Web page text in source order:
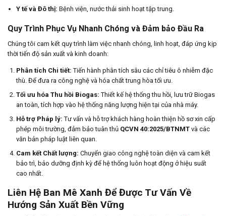
Y tế và Đô thị: Bệnh viện, nước thải sinh hoạt tập trung.
Quy Trình Phục Vụ Nhanh Chóng và Đảm bảo Đầu Ra
Chúng tôi cam kết quy trình làm việc nhanh chóng, linh hoạt, đáp ứng kịp
thời tiến độ sản xuất và kinh doanh:
Phân tích Chi tiết: Tiến hành phân tích sâu các chỉ tiêu ô nhiễm đặc
thù. Để đưa ra công nghệ và hóa chất trung hòa tối ưu.
Tối ưu hóa Thu hồi Biogas: Thiết kế hệ thống thu hồi, lưu trữ Biogas
an toàn, tích hợp vào hệ thống năng lượng hiện tại của nhà máy.
Hỗ trợ Pháp lý: Tư vấn và hỗ trợ khách hàng hoàn thiện hồ sơ xin cấp
phép môi trường, đảm bảo tuân thủ QCVN 40:2025/BTNMTvà các
văn bản pháp luật liên quan.
Cam kết Chất lượng: Chuyển giao công nghệ toàn diện và cam kết
bảo trì, bảo dưỡng định kỳ để hệ thống luôn hoạt động ở hiệu suất
cao nhất.
Liên Hệ Ban Mê Xanh Để Được Tư Vấn Về
Hướng Sản Xuất Bền Vững